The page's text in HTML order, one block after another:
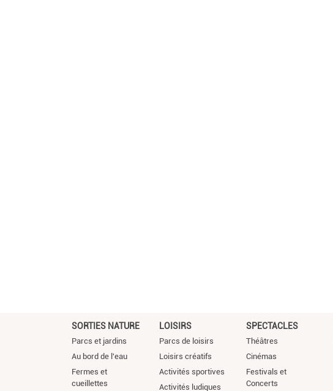
SORTIES NATURE
Parcs et jardins
Au bord de l'eau
Fermes et
cueillettes
LOISIRS
Parcs de loisirs
Loisirs créatifs
Activités sportives
Activités ludiques
SPECTACLES
Théâtres
Cinémas
Festivals et
Concerts